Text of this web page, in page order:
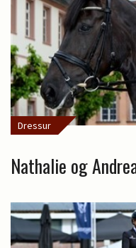
Dressur
Nathalie og